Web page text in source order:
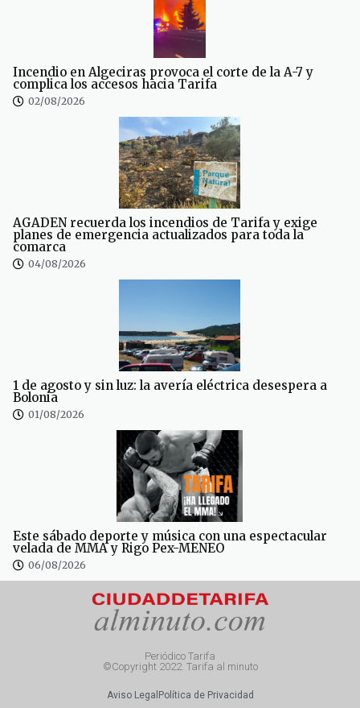
Incendio en Algeciras provoca el corte de la A-7 y
complica los accesos hacia Tarifa
02/08/2026
AGADEN recuerda los incendios de Tarifa y exige
planes de emergencia actualizados para toda la
comarca
04/08/2026
1 de agosto y sin luz: la avería eléctrica desespera a
Bolonia
01/08/2026
Este sábado deporte y música con una espectacular
velada de MMA y Rigo Pex-MENEO
06/08/2026
Periódico Tarifa
©Copyright 2022. Tarifa al minuto
Aviso Legal Política de Privacidad